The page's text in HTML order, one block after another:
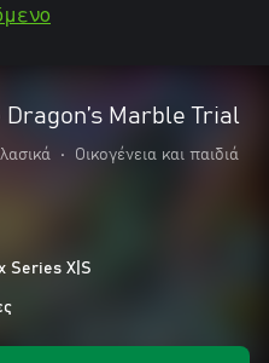
Dragon’s Marble Trial
•
Οικογένεια και παιδιά
Series X|S